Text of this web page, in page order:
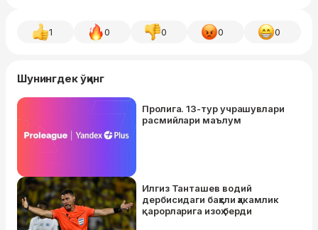
1 0 0 0 0
Шунингдек ўқинг
Пролига. 13-тур учрашувлари
расмийлари маълум
Илгиз Танташев водий
дербисидаги баҳсли ҳакамлик
қарорларига изоҳ берди